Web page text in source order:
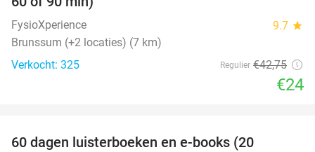
FysioXperience 9.7 star
Brunssum (+2 locaties) (7 km)
Verkocht: 325
Regulier €42,75
€24
60 dagen luisterboeken en e-books (20